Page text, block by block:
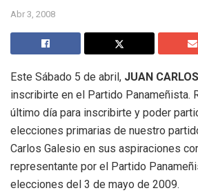
Abr 3, 2008
Este Sábado 5 de abril, JUAN
inscribirte en el Partido Panameñista.
último día para inscribirte y poder
elecciones primarias de nuestro
Carlos Galesio en sus aspiraciones
representante por el Partido
elecciones del 3 de mayo de 2009.